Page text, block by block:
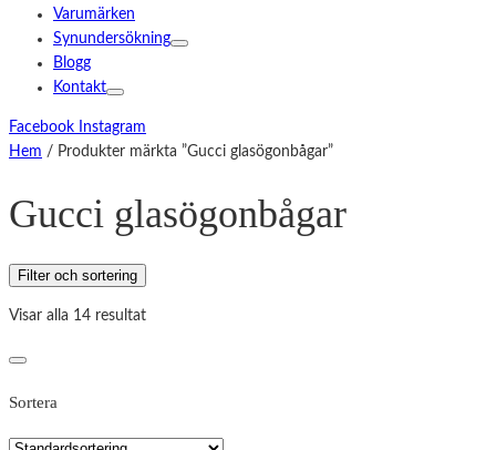
Varumärken
Synundersökning
Blogg
Kontakt
Facebook
Instagram
Hem / Produkter märkta ”Gucci glasögonbågar”
Gucci glasögonbågar
Filter och sortering
Visar alla 14 resultat
Sortera